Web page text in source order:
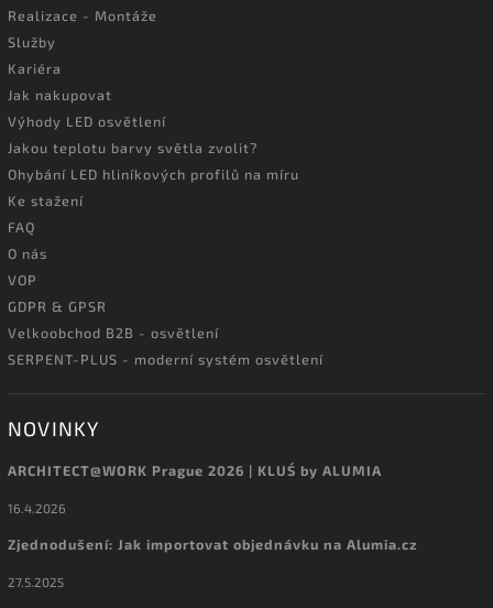
Realizace - Montáže
Služby
Kariéra
Jak nakupovat
Výhody LED osvětlení
Jakou teplotu barvy světla zvolit?
Ohybání LED hliníkových profilů na míru
Ke stažení
FAQ
O nás
VOP
GDPR & GPSR
Velkoobchod B2B - osvětlení
SERPENT-PLUS - moderní systém osvětlení
NOVINKY
ARCHITECT@WORK Prague 2026 | KLUŚ by ALUMIA
16.4.2026
Zjednodušení: Jak importovat objednávku na Alumia.cz
27.5.2025